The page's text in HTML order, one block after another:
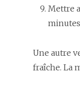
Mettre
Une autre
fraîche. La